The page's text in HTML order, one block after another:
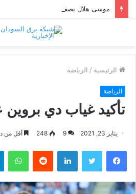
الرئيسية / الرياضة
الرياضة
تأكيد غياب دي بروين
يناير 23, 2021 9
248 أقل من
فيسبوك تويتر لينكدإن